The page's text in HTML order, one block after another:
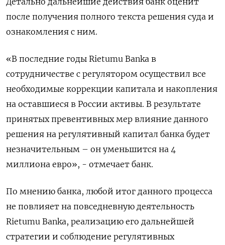
после получения полного текста решения суда и
ознакомления с ним.
«В последние годы Rietumu Banka в
сотрудничестве с регулятором осуществил все
необходимые коррекции капитала и накопления
на оставшиеся в России активы. В результате
принятых превентивных мер влияние данного
решения на регулятивный капитал банка будет
незначительным – он уменьшится на 4
миллиона евро», - отмечает банк.
По мнению банка, любой итог данного процесса
не повлияет на повседневную деятельность
Rietumu Banka, реализацию его дальнейшей
стратегии и соблюдение регулятивных